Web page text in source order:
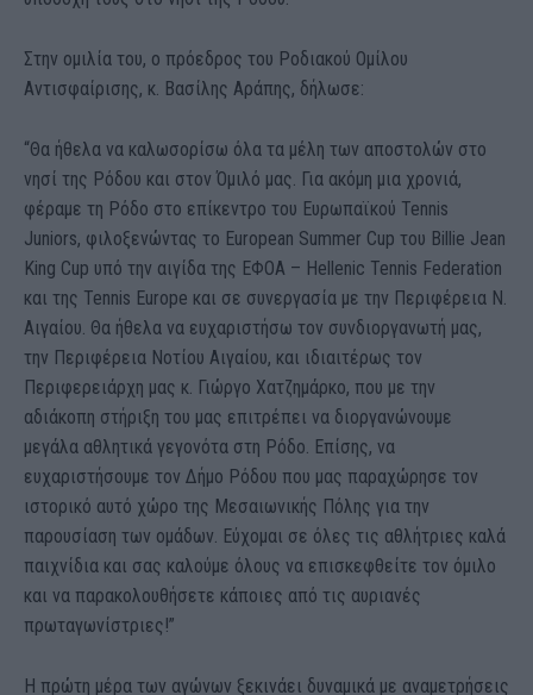
Στην ομιλία του, ο πρόεδρος του Ροδιακού Ομίλου
Αντισφαίρισης, κ. Βασίλης Αράπης, δήλωσε:
“Θα ήθελα να καλωσορίσω όλα τα μέλη των αποστολών στο
νησί της Ρόδου και στον Όμιλό μας. Για ακόμη μια χρονιά,
φέραμε τη Ρόδο στο επίκεντρο του Ευρωπαϊκού Tennis
Juniors, φιλοξενώντας το European Summer Cup του Billie Jean
King Cup υπό την αιγίδα της ΕΦΟΑ – Hellenic Tennis Federation
και της Tennis Europe και σε συνεργασία με την Περιφέρεια Ν.
Αιγαίου. Θα ήθελα να ευχαριστήσω τον συνδιοργανωτή μας,
την Περιφέρεια Νοτίου Αιγαίου, και ιδιαιτέρως τον
Περιφερειάρχη μας κ. Γιώργο Χατζημάρκο, που με την
αδιάκοπη στήριξη του μας επιτρέπει να διοργανώνουμε
μεγάλα αθλητικά γεγονότα στη Ρόδο. Επίσης, να
ευχαριστήσουμε τον Δήμο Ρόδου που μας παραχώρησε τον
ιστορικό αυτό χώρο της Μεσαιωνικής Πόλης για την
παρουσίαση των ομάδων. Εύχομαι σε όλες τις αθλήτριες καλά
παιχνίδια και σας καλούμε όλους να επισκεφθείτε τον όμιλο
και να παρακολουθήσετε κάποιες από τις αυριανές
πρωταγωνίστριες!”
Η πρώτη μέρα των αγώνων ξεκινάει δυναμικά με αναμετρήσεις